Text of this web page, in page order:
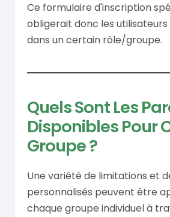
Ce formulaire d'inscription
obligerait donc les utilisateurs
dans un certain rôle/groupe.
Quels Sont Les
Disponibles Pour
Groupe ?
Une variété de limitations et
personnalisés peuvent être
chaque groupe individuel à